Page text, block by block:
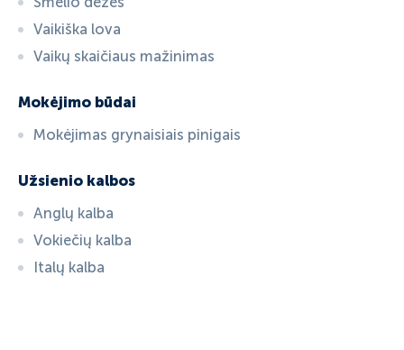
Vaikiška lova
Vaikų skaičiaus mažinimas
Mokėjimo būdai
Mokėjimas grynaisiais pinigais
Užsienio kalbos
Anglų kalba
Vokiečių kalba
Italų kalba